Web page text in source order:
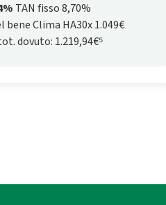
TAN fisso 8,70%
bene Clima HA30x 1.049€
dovuto: 1.219,94€⁵